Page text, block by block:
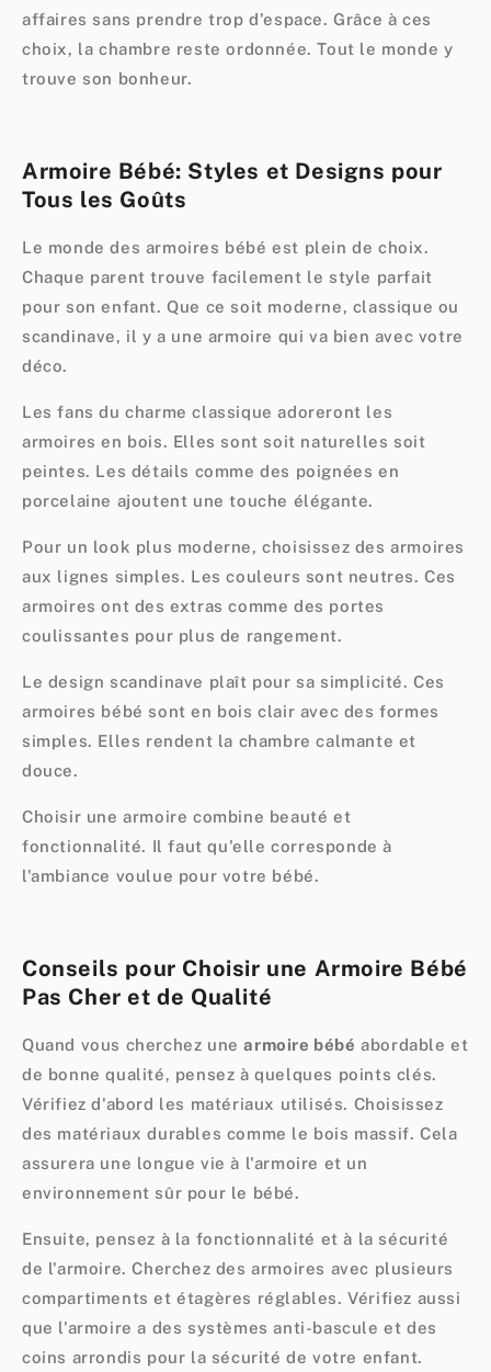
affaires sans prendre trop d'espace. Grâce à ces
choix, la chambre reste ordonnée. Tout le monde y
trouve son bonheur.
Armoire Bébé: Styles et Designs pour
Tous les Goûts
Le monde des armoires bébé est plein de choix.
Chaque parent trouve facilement le style parfait
pour son enfant. Que ce soit moderne, classique ou
scandinave, il y a une armoire qui va bien avec votre
déco.
Les fans du charme classique adoreront les
armoires en bois. Elles sont soit naturelles soit
peintes. Les détails comme des poignées en
porcelaine ajoutent une touche élégante.
Pour un look plus moderne, choisissez des armoires
aux lignes simples. Les couleurs sont neutres. Ces
armoires ont des extras comme des portes
coulissantes pour plus de rangement.
Le design scandinave plaît pour sa simplicité. Ces
armoires bébé sont en bois clair avec des formes
simples. Elles rendent la chambre calmante et
douce.
Choisir une armoire combine beauté et
fonctionnalité. Il faut qu'elle corresponde à
l'ambiance voulue pour votre bébé.
Conseils pour Choisir une Armoire Bébé
Pas Cher et de Qualité
Quand vous cherchez unearmoire bébé abordable et
de bonne qualité, pensez à quelques points clés.
Vérifiez d'abord les matériaux utilisés. Choisissez
des matériaux durables comme le bois massif. Cela
assurera une longue vie à l'armoire et un
environnement sûr pour le bébé.
Ensuite, pensez à la fonctionnalité et à la sécurité
de l'armoire. Cherchez des armoires avec plusieurs
compartiments et étagères réglables. Vérifiez aussi
que l'armoire a des systèmes anti-bascule et des
coins arrondis pour la sécurité de votre enfant.